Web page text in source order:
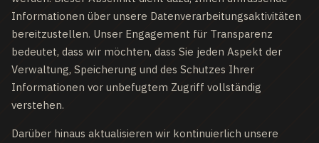
Informationen über unsere Datenverarbeitungsaktivitäten
bereitzustellen. Unser Engagement für Transparenz
bedeutet, dass wir möchten, dass Sie jeden Aspekt der
Verwaltung, Speicherung und des Schutzes Ihrer
Informationen vor unbefugtem Zugriff vollständig
verstehen.
Darüber hinaus aktualisieren wir kontinuierlich unsere